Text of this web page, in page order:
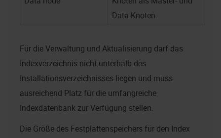
Data-Knoten.
Für die Verwaltung und Aktualisierung darf das
Indexverzeichnis nicht unterhalb des
Installationsverzeichnisses liegen und muss
ausreichend Platz für die umfangreiche
Indexdatenbank zur Verfügung stellen.
Die Größe des Festplattenspeichers für den Index